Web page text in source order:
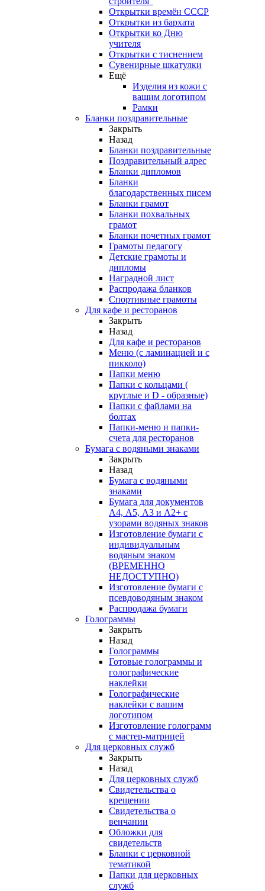
Открытки времён СССР
Открытки из бархата
Открытки ко Дню
учителя
Открытки с тиснением
Сувенирные шкатулки
Ещё
Изделия из кожи с
вашим логотипом
Рамки
Бланки поздравительные
Закрыть
Назад
Бланки поздравительные
Поздравительный адрес
Бланки дипломов
Бланки
благодарственных писем
Бланки грамот
Бланки похвальных
грамот
Бланки почетных грамот
Грамоты педагогу
Детские грамоты и
дипломы
Наградной лист
Распродажа бланков
Спортивные грамоты
Для кафе и ресторанов
Закрыть
Назад
Для кафе и ресторанов
Меню (с ламинацией и с
пикколо)
Папки меню
Папки с кольцами (
круглые и D - образные)
Папки с файлами на
болтах
Папки-меню и папки-
счета для ресторанов
Бумага с водяными знаками
Закрыть
Назад
Бумага с водяными
знаками
Бумага для документов
А4, А5, А3 и А2+ с
узорами водяных знаков
Изготовление бумаги с
индивидуальным
водяным знаком
(ВРЕМЕННО
НЕДОСТУПНО)
Изготовление бумаги с
псевдоводяным знаком
Распродажа бумаги
Голограммы
Закрыть
Назад
Голограммы
Готовые голограммы и
голографические
наклейки
Голографические
наклейки с вашим
логотипом
Изготовление голограмм
с мастер-матрицей
Для церковных служб
Закрыть
Назад
Для церковных служб
Свидетельства о
крещении
Свидетельства о
венчании
Обложки для
свидетельств
Бланки с церковной
тематикой
Папки для церковных
служб